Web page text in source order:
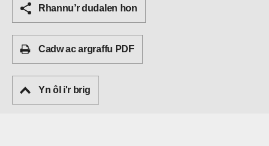
Rhannu’r dudalen hon
Cadw ac argraffu PDF
Yn ôl i'r brig